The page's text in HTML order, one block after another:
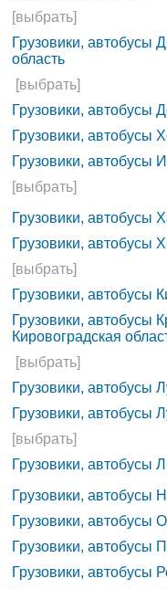
[выбрать]
Грузовики, автобусы
область
[выбрать]
Грузовики, автобусы
Грузовики, автобусы
Грузовики, автобусы
[выбрать]
Грузовики, автобусы
Грузовики, автобусы
[выбрать]
Грузовики, автобусы
Грузовики, автобусы
Кировоградская
[выбрать]
Грузовики, автобусы
Грузовики, автобусы
[выбрать]
Грузовики, автобусы
Грузовики, автобусы
Грузовики, автобусы
Грузовики, автобусы
Грузовики, автобусы